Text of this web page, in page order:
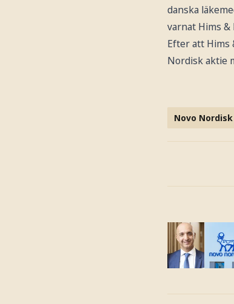
danska
varnat Hims &
Efter att Hims
Nordisk aktie
Novo Nordisk